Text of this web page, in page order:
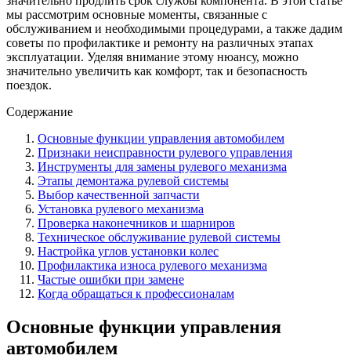
мы рассмотрим основные моменты, связанные с
обслуживанием и необходимыми процедурами, а также дадим
советы по профилактике и ремонту на различных этапах
эксплуатации. Уделяя внимание этому нюансу, можно
значительно увеличить как комфорт, так и безопасность
поездок.
Содержание
Основные функции управления автомобилем
Признаки неисправности рулевого управления
Инструменты для замены рулевого механизма
Этапы демонтажа рулевой системы
Выбор качественной запчасти
Установка рулевого механизма
Проверка наконечников и шарниров
Техническое обслуживание рулевой системы
Настройка углов установки колес
Профилактика износа рулевого механизма
Частые ошибки при замене
Когда обращаться к профессионалам
Основные функции управления
автомобилем